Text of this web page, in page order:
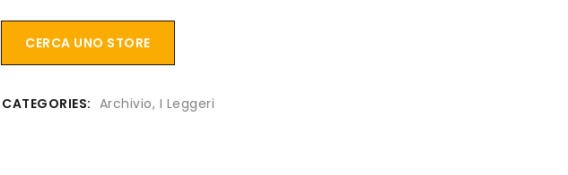
CERCA UNO STORE
CATEGORIES: Archivio, I Leggeri